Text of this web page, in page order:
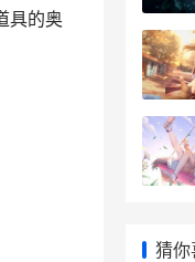
具的奥
猜你